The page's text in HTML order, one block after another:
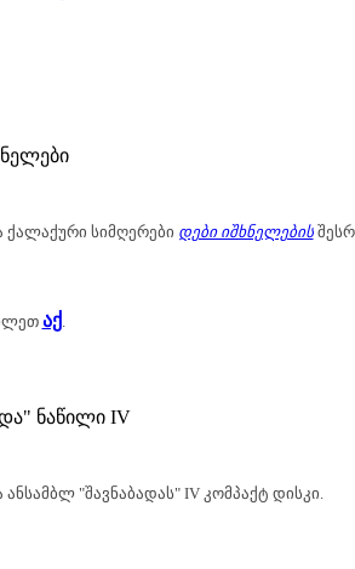
ქალაქური სიმღერები დები იშხნელების
აქ .
ნაწილი IV
ანსამბლ "შავნაბადას" IV კომპაქტ დისკი.